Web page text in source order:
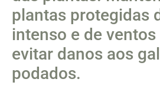
plantas protegidas
intenso e de
evitar danos aos
podados.